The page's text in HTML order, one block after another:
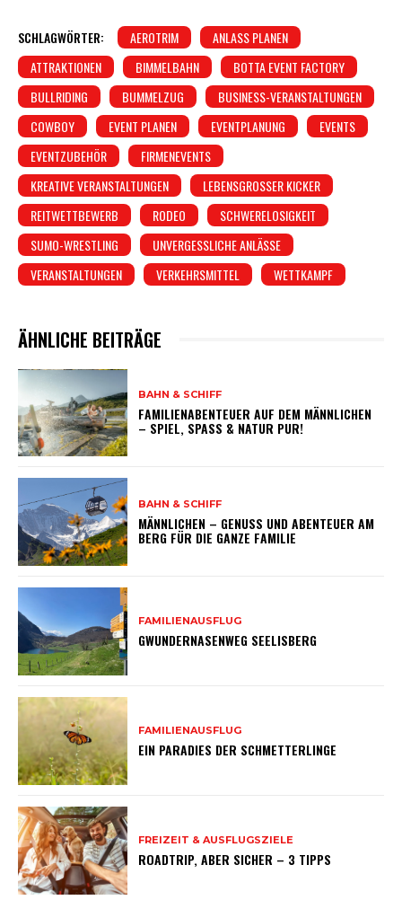
SCHLAGWÖRTER: AEROTRIM
ANLASS PLANEN
ATTRAKTIONEN
BIMMELBAHN
BOTTA EVENT FACTORY
BULLRIDING
BUMMELZUG
BUSINESS-VERANSTALTUNGEN
COWBOY
EVENT PLANEN EVENTPLANUNG
EVENTS
EVENTZUBEHÖR
FIRMENEVENTS
KREATIVE VERANSTALTUNGEN
LEBENSGROSSER KICKER
REITWETTBEWERB
RODEO
SCHWERELOSIGKEIT
SUMO-WRESTLING
UNVERGESSLICHE ANLÄSSE
VERANSTALTUNGEN
VERKEHRSMITTEL WETTKAMPF
ÄHNLICHE BEITRÄGE
BAHN & SCHIFF
FAMILIENABENTEUER AUF DEM MÄNNLICHEN
– SPIEL, SPASS & NATUR PUR!
BAHN & SCHIFF
MÄNNLICHEN – GENUSS UND ABENTEUER AM
BERG FÜR DIE GANZE FAMILIE
FAMILIENAUSFLUG
GWUNDERNASENWEG SEELISBERG
FAMILIENAUSFLUG
EIN PARADIES DER SCHMETTERLINGE
FREIZEIT & AUSFLUGSZIELE
ROADTRIP, ABER SICHER – 3 TIPPS